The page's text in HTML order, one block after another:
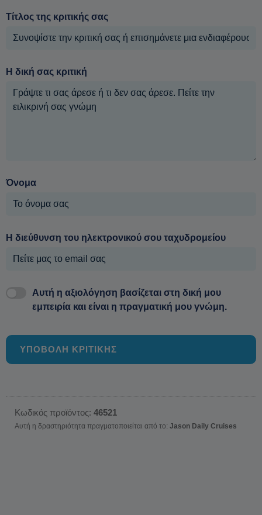
Τίτλος της κριτικής σας
Η δική σας κριτική
Όνομα
Η διεύθυνση του ηλεκτρονικού σου ταχυδρομείου
Αυτή η αξιολόγηση βασίζεται στη δική μου
εμπειρία και είναι η πραγματική μου γνώμη.
ΥΠΟΒΟΛΗ ΚΡΙΤΙΚΗΣ
Κωδικός προϊόντος: 46521
Αυτή η δραστηριότητα πραγματοποιείται από το: Jason Daily Cruises